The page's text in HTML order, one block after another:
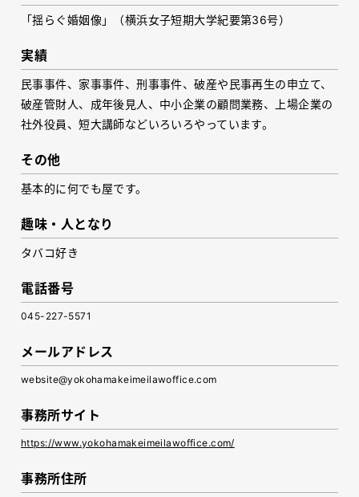
「揺らぐ婚姻像」（横浜女子短期大学紀要第36号）
実績
民事事件、家事事件、刑事事件、破産や民事再生の申立て、
破産管財人、成年後見人、中小企業の顧問業務、上場企業の
社外役員、短大講師などいろいろやっています。
その他
基本的に何でも屋です。
趣味・人となり
タバコ好き
電話番号
045-227-5571
メールアドレス
website@yokohamakeimeilawoffice.com
事務所サイト
https://www.yokohamakeimeilawoffice.com/
事務所住所